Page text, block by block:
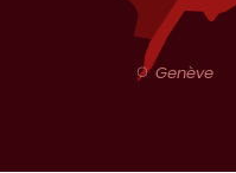
Genève